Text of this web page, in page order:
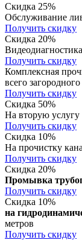
Скидка 25%
Обслуживание
Получить скидку
Скидка 20%
Получить скидку
Комплексная
всего
Получить скидку
Скидка 50%
На вторую услугу
Получить скидку
Скидка 10%
На прочистку
Получить скидку
Скидка 20%
Промывка
Получить скидку
Скидка 10%
на
метров
Получить скидку